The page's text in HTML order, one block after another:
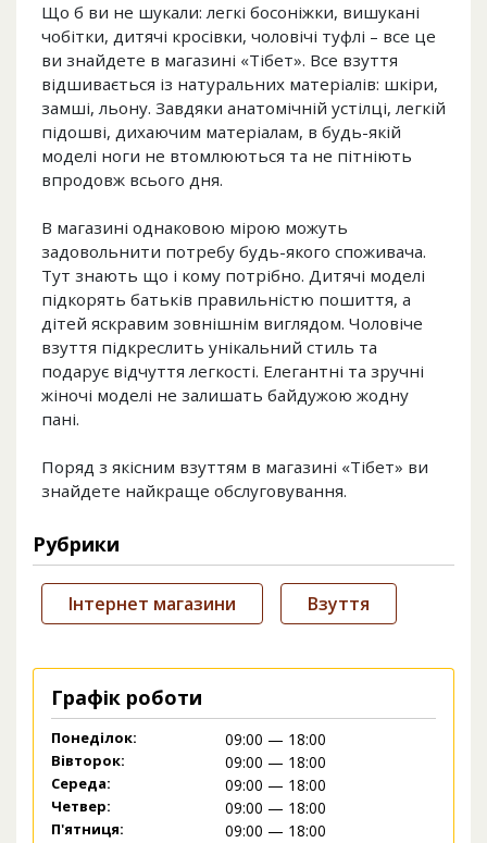
Що б ви не шукали: легкі босоніжки, вишукані
чобітки, дитячі кросівки, чоловічі туфлі – все це
ви знайдете в магазині «Тібет». Все взуття
відшивається із натуральних матеріалів: шкіри,
замші, льону. Завдяки анатомічній устілці, легкій
підошві, дихаючим матеріалам, в будь-якій
моделі ноги не втомлюються та не пітніють
впродовж всього дня.
В магазині однаковою мірою можуть
задовольнити потребу будь-якого споживача.
Тут знають що і кому потрібно. Дитячі моделі
підкорять батьків правильністю пошиття, а
дітей яскравим зовнішнім виглядом. Чоловіче
взуття підкреслить унікальний стиль та
подарує відчуття легкості. Елегантні та зручні
жіночі моделі не залишать байдужою жодну
пані.
Поряд з якісним взуттям в магазині «Тібет» ви
знайдете найкраще обслуговування.
Рубрики
Інтернет магазини Взуття
Графік роботи
Понеділок: 09:00 — 18:00
Вівторок: 09:00 — 18:00
Середа: 09:00 — 18:00
Четвер: 09:00 — 18:00
П'ятниця: 09:00 — 18:00